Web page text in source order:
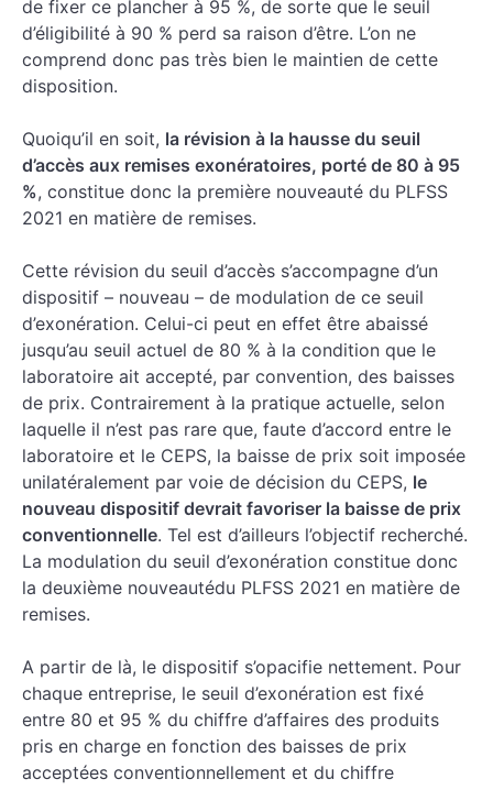
de fixer ce plancher à 95 %, de sorte que le seuil
d’éligibilité à 90 % perd sa raison d’être. L’on ne
comprend donc pas très bien le maintien de cette
disposition.
Quoiqu’il en soit, la révision à la hausse du seuil
d’accès aux remises exonératoires, porté de 80 à 95
%, constitue donc la première nouveauté du PLFSS
2021 en matière de remises.
Cette révision du seuil d’accès s’accompagne d’un
dispositif – nouveau – de modulation de ce seuil
d’exonération. Celui-ci peut en effet être abaissé
jusqu’au seuil actuel de 80 % à la condition que le
laboratoire ait accepté, par convention, des baisses
de prix. Contrairement à la pratique actuelle, selon
laquelle il n’est pas rare que, faute d’accord entre le
laboratoire et le CEPS, la baisse de prix soit imposée
unilatéralement par voie de décision du CEPS, le
nouveau dispositif devrait favoriser la baisse de prix
conventionnelle. Tel est d’ailleurs l’objectif recherché.
La modulation du seuil d’exonération constitue donc
la deuxième nouveautédu PLFSS 2021 en matière de
remises.
A partir de là, le dispositif s’opacifie nettement. Pour
chaque entreprise, le seuil d’exonération est fixé
entre 80 et 95 % du chiffre d’affaires des produits
pris en charge en fonction des baisses de prix
acceptées conventionnellement et du chiffre